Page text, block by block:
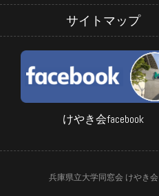
サイトマップ
けやき会facebook
兵庫県立大学同窓会 けやき会